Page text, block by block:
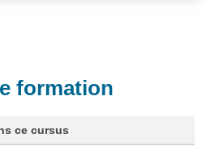
formation
ce cursus